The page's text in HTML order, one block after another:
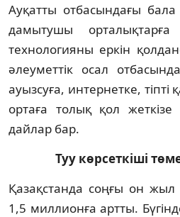
Ауқатты отбасындағы
дамытушы
технологияны еркін
әлеуметтік осал
ауыз­су­ға, интернетке,
ор­таға толық қол
дайлар бар.
Туу көрсеткіші
Қазақстанда соңғы он жыл
1,5 миллионға артты.